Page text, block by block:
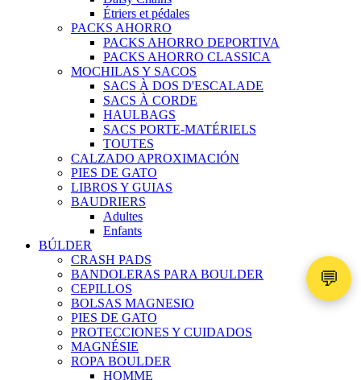
Étriers et pédales
PACKS AHORRO
PACKS AHORRO DEPORTIVA
PACKS AHORRO CLASSICA
MOCHILAS Y SACOS
SACS À DOS D'ESCALADE
SACS À CORDE
HAULBAGS
SACS PORTE-MATÉRIELS
TOUTES
CALZADO APROXIMACIÓN
PIES DE GATO
LIBROS Y GUIAS
BAUDRIERS
Adultes
Enfants
BÚLDER
CRASH PADS
BANDOLERAS PARA BOULDER
CEPILLOS
BOLSAS MAGNESIO
PIES DE GATO
PROTECCIONES Y CUIDADOS
MAGNÉSIE
ROPA BOULDER
HOMME
💬